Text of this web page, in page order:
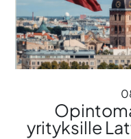
yrityksille